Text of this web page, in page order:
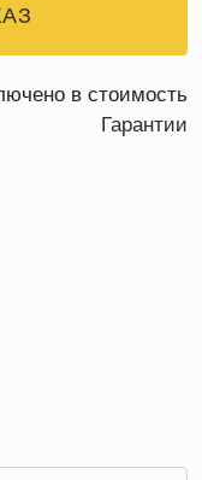
в стоимость
Гарантии